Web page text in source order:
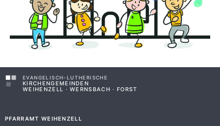
EVANGELISCH-LUTHERISCHE
KIRCHENGEMEINDEN
WEIHENZELL · WERNSBACH · FORST
PFARRAMT WEIHENZELL